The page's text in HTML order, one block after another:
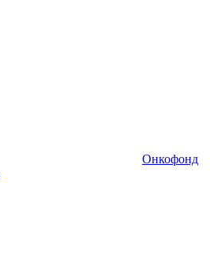
Онкофонд